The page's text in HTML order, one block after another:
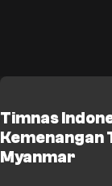
Timnas
Kemenangan
Myanmar